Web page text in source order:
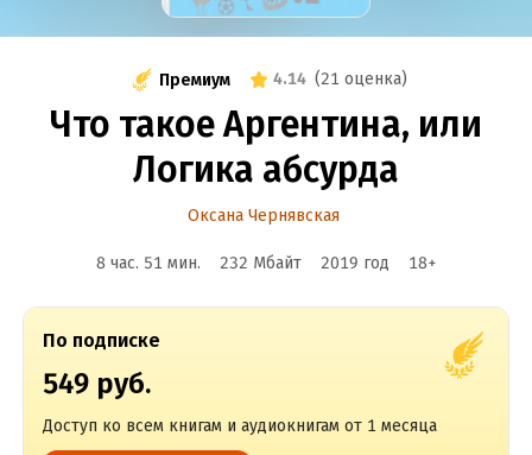
Премиум 4.14 (21 оценка)
Что такое Аргентина, или
Логика абсурда
Оксана Чернявская
8 час. 51 мин. 232 Мбайт 2019 год 18+
По подписке
549 руб.
Доступ ко всем книгам и аудиокнигам от 1 месяца